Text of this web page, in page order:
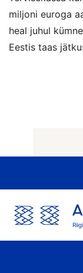
miljoni euroga
heal juhul
Eestis taas